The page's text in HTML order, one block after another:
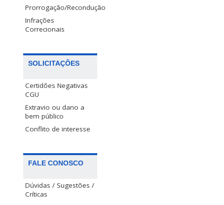
Prorrogação/Recondução
Infrações
Correcionais
SOLICITAÇÕES
Certidões Negativas
CGU
Extravio ou dano a
bem público
Conflito de interesse
FALE CONOSCO
Dúvidas / Sugestões /
Críticas